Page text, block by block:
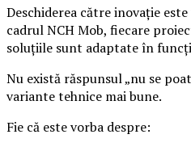
Deschiderea către inovație
cadrul NCH Mob, fiecare
soluțiile sunt adaptate în
Nu există răspunsul „nu se
variante tehnice mai bune.
Fie că este vorba despre: